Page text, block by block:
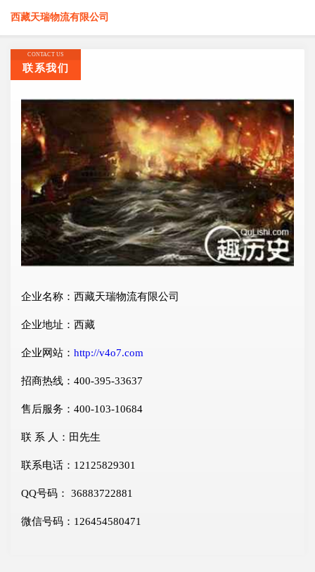
西藏天瑞物流有限公司
CONTACT US
联系我们
企业名称：西藏天瑞物流有限公司
企业地址：西藏
企业网站： http://v4o7.com
招商热线：400-395-33637
售后服务：400-103-10684
联 系 人：田先生
联系电话：12125829301
QQ号码： 36883722881
微信号码：126454580471